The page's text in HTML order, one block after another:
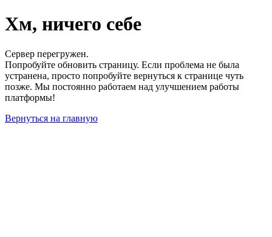
Хм, ничего себе
Сервер перегружен.
Попробуйте обновить страницу. Если проблема не была
устранена, просто попробуйте вернуться к странице чуть
позже. Мы постоянно работаем над улучшением работы
платформы!
Вернуться на главную